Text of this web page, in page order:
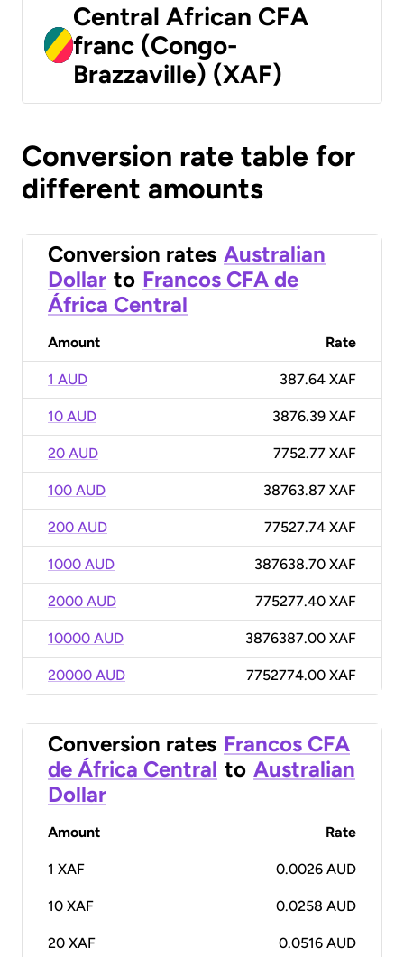
Central African CFA
franc (Congo-
Brazzaville) (XAF)
Conversion rate table for
different amounts
Conversion rates Australian
Dollar to Francos CFA de
África Central
Amount Rate
1 AUD 387.64 XAF
10 AUD 3876.39 XAF
20 AUD 7752.77 XAF
100 AUD 38763.87 XAF
200 AUD 77527.74 XAF
1000 AUD 387638.70 XAF
2000 AUD 775277.40 XAF
10000 AUD 3876387.00 XAF
20000 AUD 7752774.00 XAF
Conversion rates Francos CFA
de África Central to Australian
Dollar
Amount Rate
1 XAF 0.0026 AUD
10 XAF 0.0258 AUD
20 XAF 0.0516 AUD